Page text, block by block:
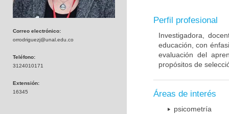
Correo electrónico:
orrodriguezj@unal.edu.co
Teléfono:
3124010171
Extensión:
16345
Perfil profesional
Investigadora,
educación, con
evaluación del
propósitos de
Áreas de interés
psicometría